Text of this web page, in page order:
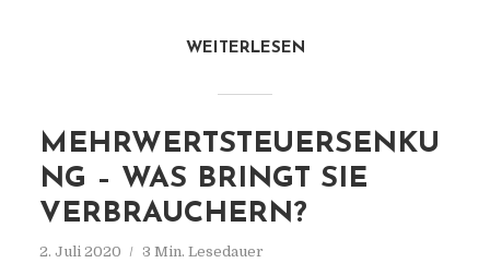
WEITERLESEN
MEHRWERTSTEUERSENKU
NG – WAS BRINGT SIE
VERBRAUCHERN?
2. Juli 2020 3 Min. Lesedauer